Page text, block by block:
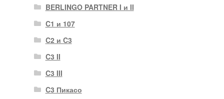
BERLINGO PARTNER I и II
C1 и 107
C2 и C3
C3 II
C3 III
C3 Пикасо